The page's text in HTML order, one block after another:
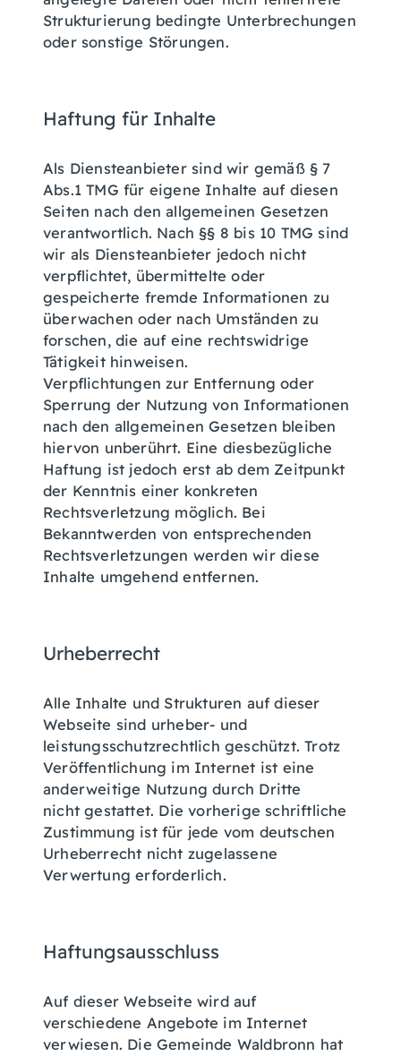
Strukturierung bedingte Unterbrechungen
oder sonstige Störungen.
Haftung für Inhalte
Als Diensteanbieter sind wir gemäß § 7
Abs.1 TMG für eigene Inhalte auf diesen
Seiten nach den allgemeinen Gesetzen
verantwortlich. Nach §§ 8 bis 10 TMG sind
wir als Diensteanbieter jedoch nicht
verpflichtet, übermittelte oder
gespeicherte fremde Informationen zu
überwachen oder nach Umständen zu
forschen, die auf eine rechtswidrige
Tätigkeit hinweisen.
Verpflichtungen zur Entfernung oder
Sperrung der Nutzung von Informationen
nach den allgemeinen Gesetzen bleiben
hiervon unberührt. Eine diesbezügliche
Haftung ist jedoch erst ab dem Zeitpunkt
der Kenntnis einer konkreten
Rechtsverletzung möglich. Bei
Bekanntwerden von entsprechenden
Rechtsverletzungen werden wir diese
Inhalte umgehend entfernen.
Urheberrecht
Alle Inhalte und Strukturen auf dieser
Webseite sind urheber- und
leistungsschutzrechtlich geschützt. Trotz
Veröffentlichung im Internet ist eine
anderweitige Nutzung durch Dritte
nicht gestattet. Die vorherige schriftliche
Zustimmung ist für jede vom deutschen
Urheberrecht nicht zugelassene
Verwertung erforderlich.
Haftungsausschluss
Auf dieser Webseite wird auf
verschiedene Angebote im Internet
verwiesen. Die Gemeinde Waldbronn hat